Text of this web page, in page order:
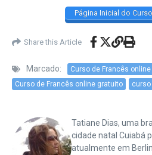
Página Inicial do
Share this Article
Marcado:
Curso de Francês online
Curso de Francês online gratuito
Tatiane Dias, uma
cidade natal Cuiabá
atualmente em